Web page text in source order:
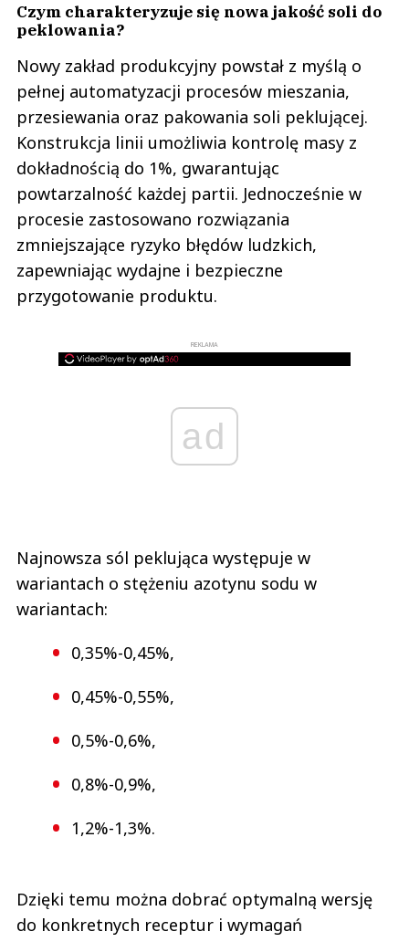
​​Czym charakteryzuje się nowa jakość soli do
peklowania?
Nowy zakład produkcyjny powstał z myślą o
pełnej automatyzacji procesów mieszania,
przesiewania oraz pakowania soli peklującej.
Konstrukcja linii umożliwia kontrolę masy z
dokładnością do 1%, gwarantując
powtarzalność każdej partii. Jednocześnie w
procesie zastosowano rozwiązania
zmniejszające ryzyko błędów ludzkich,
zapewniając wydajne i bezpieczne
przygotowanie produktu.
REKLAMA
ad
Najnowsza sól peklująca występuje w
wariantach o stężeniu azotynu sodu w
wariantach:
0,35%-0,45%,
0,45%-0,55%,
0,5%-0,6%,
0,8%-0,9%,
1,2%-1,3%.
Dzięki temu można dobrać optymalną wersję
do konkretnych receptur i wymagań